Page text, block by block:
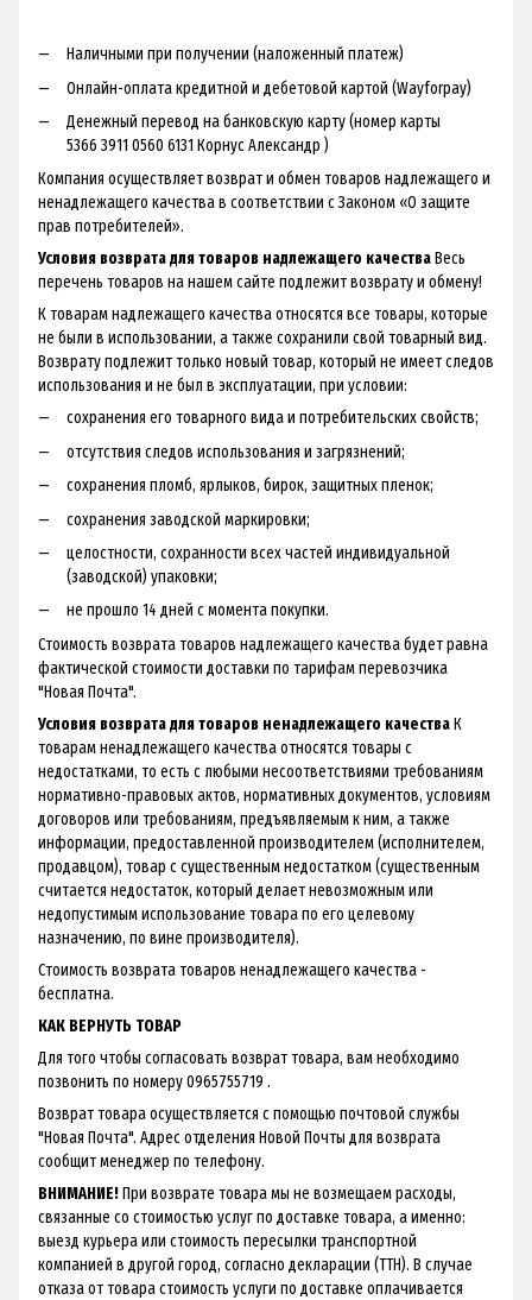
Наличными при получении (наложенный платеж)
Онлайн-оплата кредитной и дебетовой картой (Wayforpay)
Денежный перевод на банковскую карту (номер карты
5366 3911 0560 6131 Корнус Александр )
Компания осуществляет возврат и обмен товаров надлежащего и
ненадлежащего качества в соответствии с Законом «О защите
прав потребителей».
Условия возврата для товаров надлежащего качестваВесь
перечень товаров на нашем сайте подлежит возврату и обмену!
К товарам надлежащего качества относятся все товары, которые
не были в использовании, а также сохранили свой товарный вид.
Возврату подлежит только новый товар, который не имеет следов
использования и не был в эксплуатации, при условии:
сохранения его товарного вида и потребительских свойств;
отсутствия следов использования и загрязнений;
сохранения пломб, ярлыков, бирок, защитных пленок;
сохранения заводской маркировки;
целостности, сохранности всех частей индивидуальной
(заводской) упаковки;
не прошло 14 дней с момента покупки.
Стоимость возврата товаров надлежащего качества будет равна
фактической стоимости доставки по тарифам перевозчика
"Новая Почта".
Условия возврата для товаров ненадлежащего качестваК
товарам ненадлежащего качества относятся товары с
недостатками, то есть с любыми несоответствиями требованиям
нормативно-правовых актов, нормативных документов, условиям
договоров или требованиям, предъявляемым к ним, а также
информации, предоставленной производителем (исполнителем,
продавцом), товар с существенным недостатком (существенным
считается недостаток, который делает невозможным или
недопустимым использование товара по его целевому
назначению, по вине производителя).
Стоимость возврата товаров ненадлежащего качества -
бесплатна.
КАК ВЕРНУТЬ ТОВАР
Для того чтобы согласовать возврат товара, вам необходимо
позвонить по номеру 0965755719 .
Возврат товара осуществляется с помощью почтовой службы
"Новая Почта". Адрес отделения Новой Почты для возврата
сообщит менеджер по телефону.
ВНИМАНИЕ!При возврате товара мы не возмещаем расходы,
связанные со стоимостью услуг по доставке товара, а именно:
выезд курьера или стоимость пересылки транспортной
компанией в другой город, согласно декларации (ТТН). В случае
отказа от товара стоимость услуги по доставке оплачивается